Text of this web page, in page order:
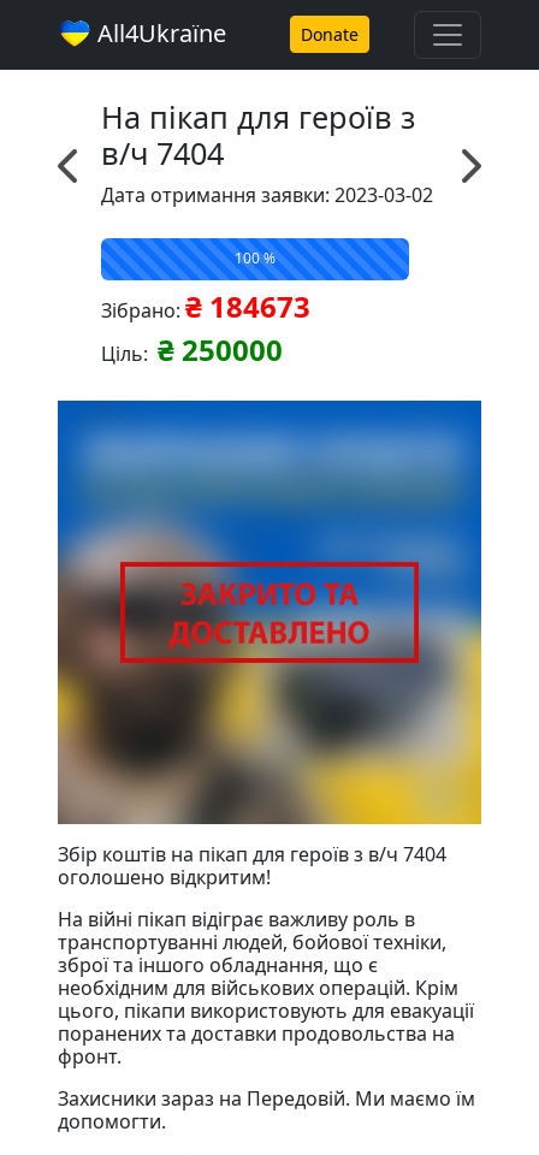
All4Ukraїne Donate
На пікап для героїв з
в/ч 7404
Дата отримання заявки: 2023-03-02
100 %
Зібрано: ₴ 184673
Ціль: ₴ 250000
Збір коштів на пікап для героїв з в/ч 7404
оголошено відкритим!
На війні пікап відіграє важливу роль в
транспортуванні людей, бойової техніки,
зброї та іншого обладнання, що є
необхідним для військових операцій. Крім
цього, пікапи використовують для евакуації
поранених та доставки продовольства на
фронт.
Захисники зараз на Передовій. Ми маємо їм
допомогти.